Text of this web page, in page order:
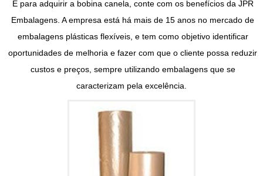
E para adquirir a bobina canela, conte com os benefícios da JPR
Embalagens. A empresa está há mais de 15 anos no mercado de
embalagens plásticas flexíveis, e tem como objetivo identificar
oportunidades de melhoria e fazer com que o cliente possa reduzir
custos e preços, sempre utilizando embalagens que se
caracterizam pela excelência.